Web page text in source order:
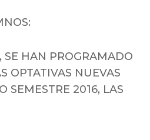
SE HAN PROGRAMADO
OPTATIVAS NUEVAS
SEMESTRE 2016, LAS